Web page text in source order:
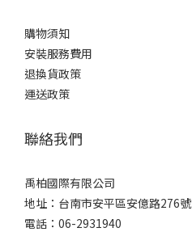
購物須知
安裝服務費用
退換貨政策
運送政策
聯絡我們
禹柏國際有限公司
地址：台南市安平區安億路276號
電話：06-2931940